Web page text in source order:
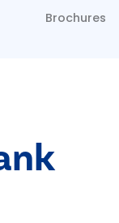
Brochures